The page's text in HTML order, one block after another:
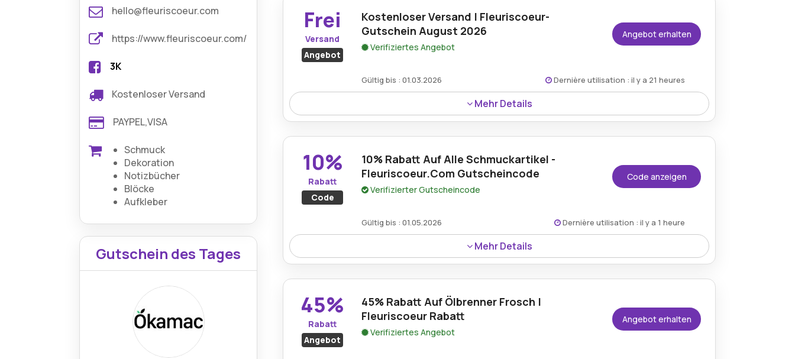
unschlagbaren Preisen zu erwerben.
Frei
Versand
Angebot
Kostenloser Versand | Fleuriscoeur-
Gutschein August 2026
Verifiziertes Angebot
Angebot erhalten
Gültig bis : 01.03.2026 Dernière utilisation : il y a 21 heures
Mehr Details
Profitieren Sie vom kostenlosen Versand mit dem Fleuriscoeur-Gutschein und stellen Sie sicher,
dass Ihre handgefertigten Lieblingsaccessoires und künstlerischen Stücke ohne zusätzliche
Bestellung mehr.
10%
Rabatt
Code
10% Rabatt Auf Alle Schmuckartikel -
Fleuriscoeur.Com Gutscheincode
Verifizierter Gutscheincode
Code anzeigen
Gültig bis : 01.05.2026 Dernière utilisation : il y a 1 heure
Mehr Details
Ein Fleuriscoeur.com Gutscheincode bietet 10% Rabatt auf alle wunderschön gefertigten
Schmuckstücke und ermöglicht Kunden erhebliche Ersparnisse beim Erwerb zeitloser
45%
Rabatt
Angebot
45% Rabatt Auf Ölbrenner Frosch |
Fleuriscoeur Rabatt
Verifiziertes Angebot
Angebot erhalten
hello@fleuriscoeur.com
https://www.fleuriscoeur.com/
3K
Kostenloser Versand
PAYPEL,VISA
Schmuck
Dekoration
Notizbücher
Blöcke
Aufkleber
Gutschein des Tages